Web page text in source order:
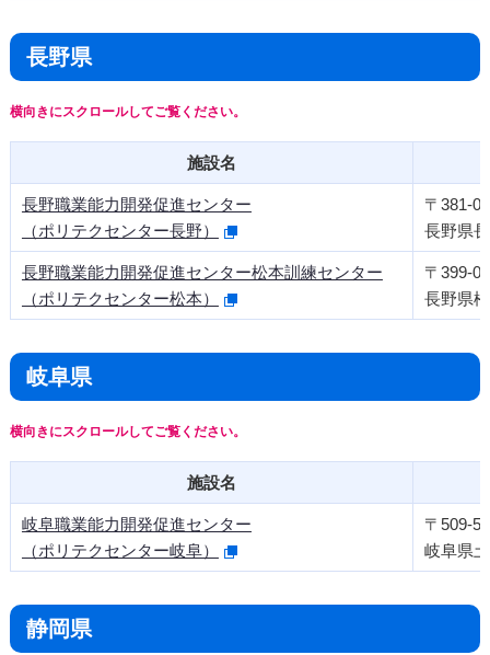
長野県
施設名
長野職業能力開発促進センター
（ポリテクセンター長野）
〒381-
長野県
長野職業能力開発促進センター松本訓練センター
（ポリテクセンター松本）
〒399-
長野県
岐阜県
施設名
岐阜職業能力開発促進センター
（ポリテクセンター岐阜）
〒509-
岐阜県
静岡県